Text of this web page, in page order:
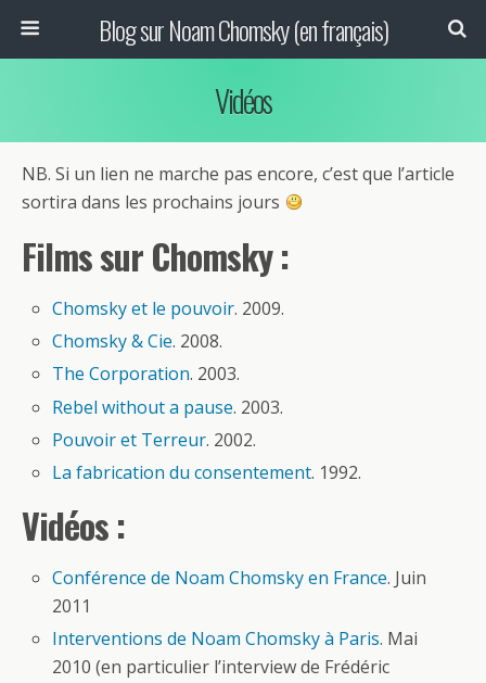
Blog sur Noam Chomsky (en français)
Vidéos
NB. Si un lien ne marche pas encore, c’est que l’article
sortira dans les prochains jours
Films sur Chomsky :
Chomsky et le pouvoir. 2009.
Chomsky & Cie. 2008.
The Corporation. 2003.
Rebel without a pause. 2003.
Pouvoir et Terreur. 2002.
La fabrication du consentement. 1992.
Vidéos :
Conférence de Noam Chomsky en France. Juin
2011
Interventions de Noam Chomsky à Paris. Mai
2010 (en particulier l’interview de Frédéric